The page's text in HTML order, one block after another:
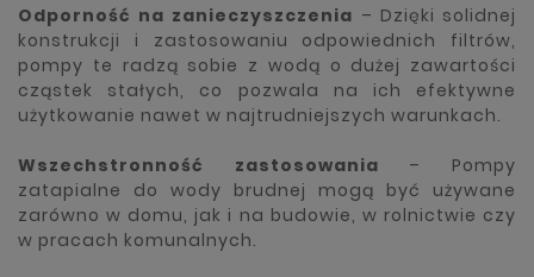
Odporność na zanieczyszczenia – Dzięki solidnej
konstrukcji i zastosowaniu odpowiednich filtrów,
pompy te radzą sobie z wodą o dużej zawartości
cząstek stałych, co pozwala na ich efektywne
użytkowanie nawet w najtrudniejszych warunkach.
Wszechstronność zastosowania – Pompy
zatapialne do wody brudnej mogą być używane
zarówno w domu, jak i na budowie, w rolnictwie czy
w pracach komunalnych.